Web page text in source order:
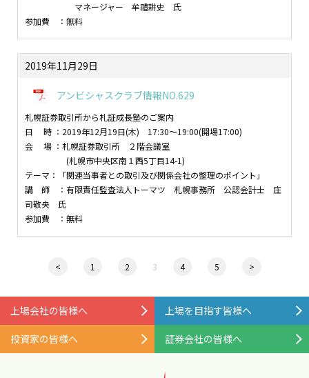
マネージャー 牟禮耕史 氏
参加費 ：無料
2019年11月29日
アンビシャスクラブ情報NO.629
札幌証券取引所から札証成長塾のご案内
日 時 ：2019年12月19日(木) 17:30～19:00(開場17:00)
会 場 ：札幌証券取引所 ２階会議室
(札幌市中央区南１西5丁目14-1)
テーマ：「関連当事者との取引及び関係会社の整理のポイント」
講 師 ：有限責任監査法人トーマツ 札幌事務所 公認会計士 庄
司敬央 氏
参加費 ：無料
< 1 2 3 4 5 >
上場会社の皆様へ 上場を目指す皆様へ
投資家の皆様へ 証券会社の皆様へ